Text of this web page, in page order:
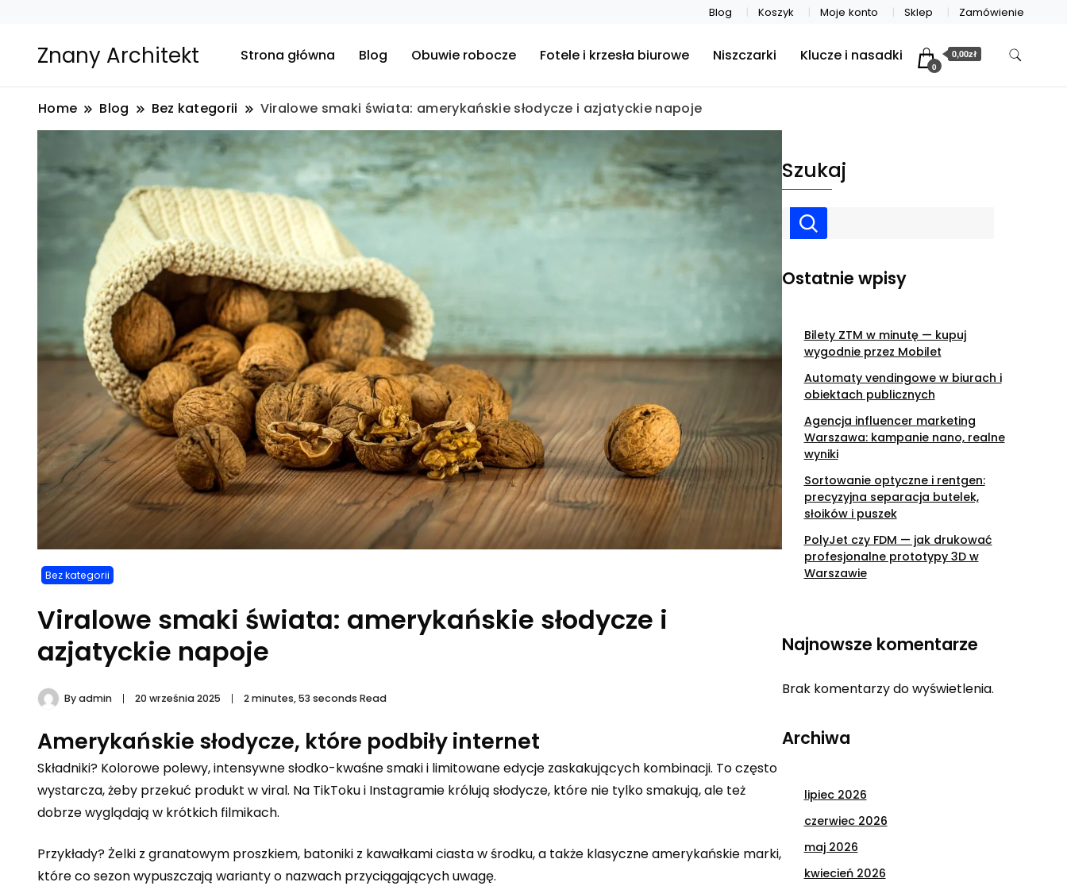
Blog Koszyk Moje konto Sklep Zamówienie
Znany Architekt Strona główna Blog Obuwie robocze Fotele i krzesła biurowe Niszczarki Klucze i nasadki
0
0,00zł
Home Blog Bez kategorii Viralowe smaki świata: amerykańskie słodycze i azjatyckie napoje
Bez kategorii
Viralowe smaki świata: amerykańskie słodycze i
azjatyckie napoje
Byadmin 20 września 2025 2 minutes, 53 seconds Read
Amerykańskie słodycze, które podbiły internet
Składniki? Kolorowe polewy, intensywne słodko-kwaśne smaki i limitowane edycje zaskakujących kombinacji. To często
wystarcza, żeby przekuć produkt w viral. Na TikToku i Instagramie królują słodycze, które nie tylko smakują, ale też
dobrze wyglądają w krótkich filmikach.
Przykłady? Żelki z granatowym proszkiem, batoniki z kawałkami ciasta w środku, a także klasyczne amerykańskie marki,
które co sezon wypuszczają warianty o nazwach przyciągających uwagę.
Szukaj
Ostatnie wpisy
Bilety ZTM w minutę — kupuj
wygodnie przez Mobilet
Automaty vendingowe w biurach i
obiektach publicznych
Agencja influencer marketing
Warszawa: kampanie nano, realne
wyniki
Sortowanie optyczne i rentgen:
precyzyjna separacja butelek,
słoików i puszek
PolyJet czy FDM — jak drukować
profesjonalne prototypy 3D w
Warszawie
Najnowsze komentarze
Brak komentarzy do wyświetlenia.
Archiwa
lipiec 2026
czerwiec 2026
maj 2026
kwiecień 2026